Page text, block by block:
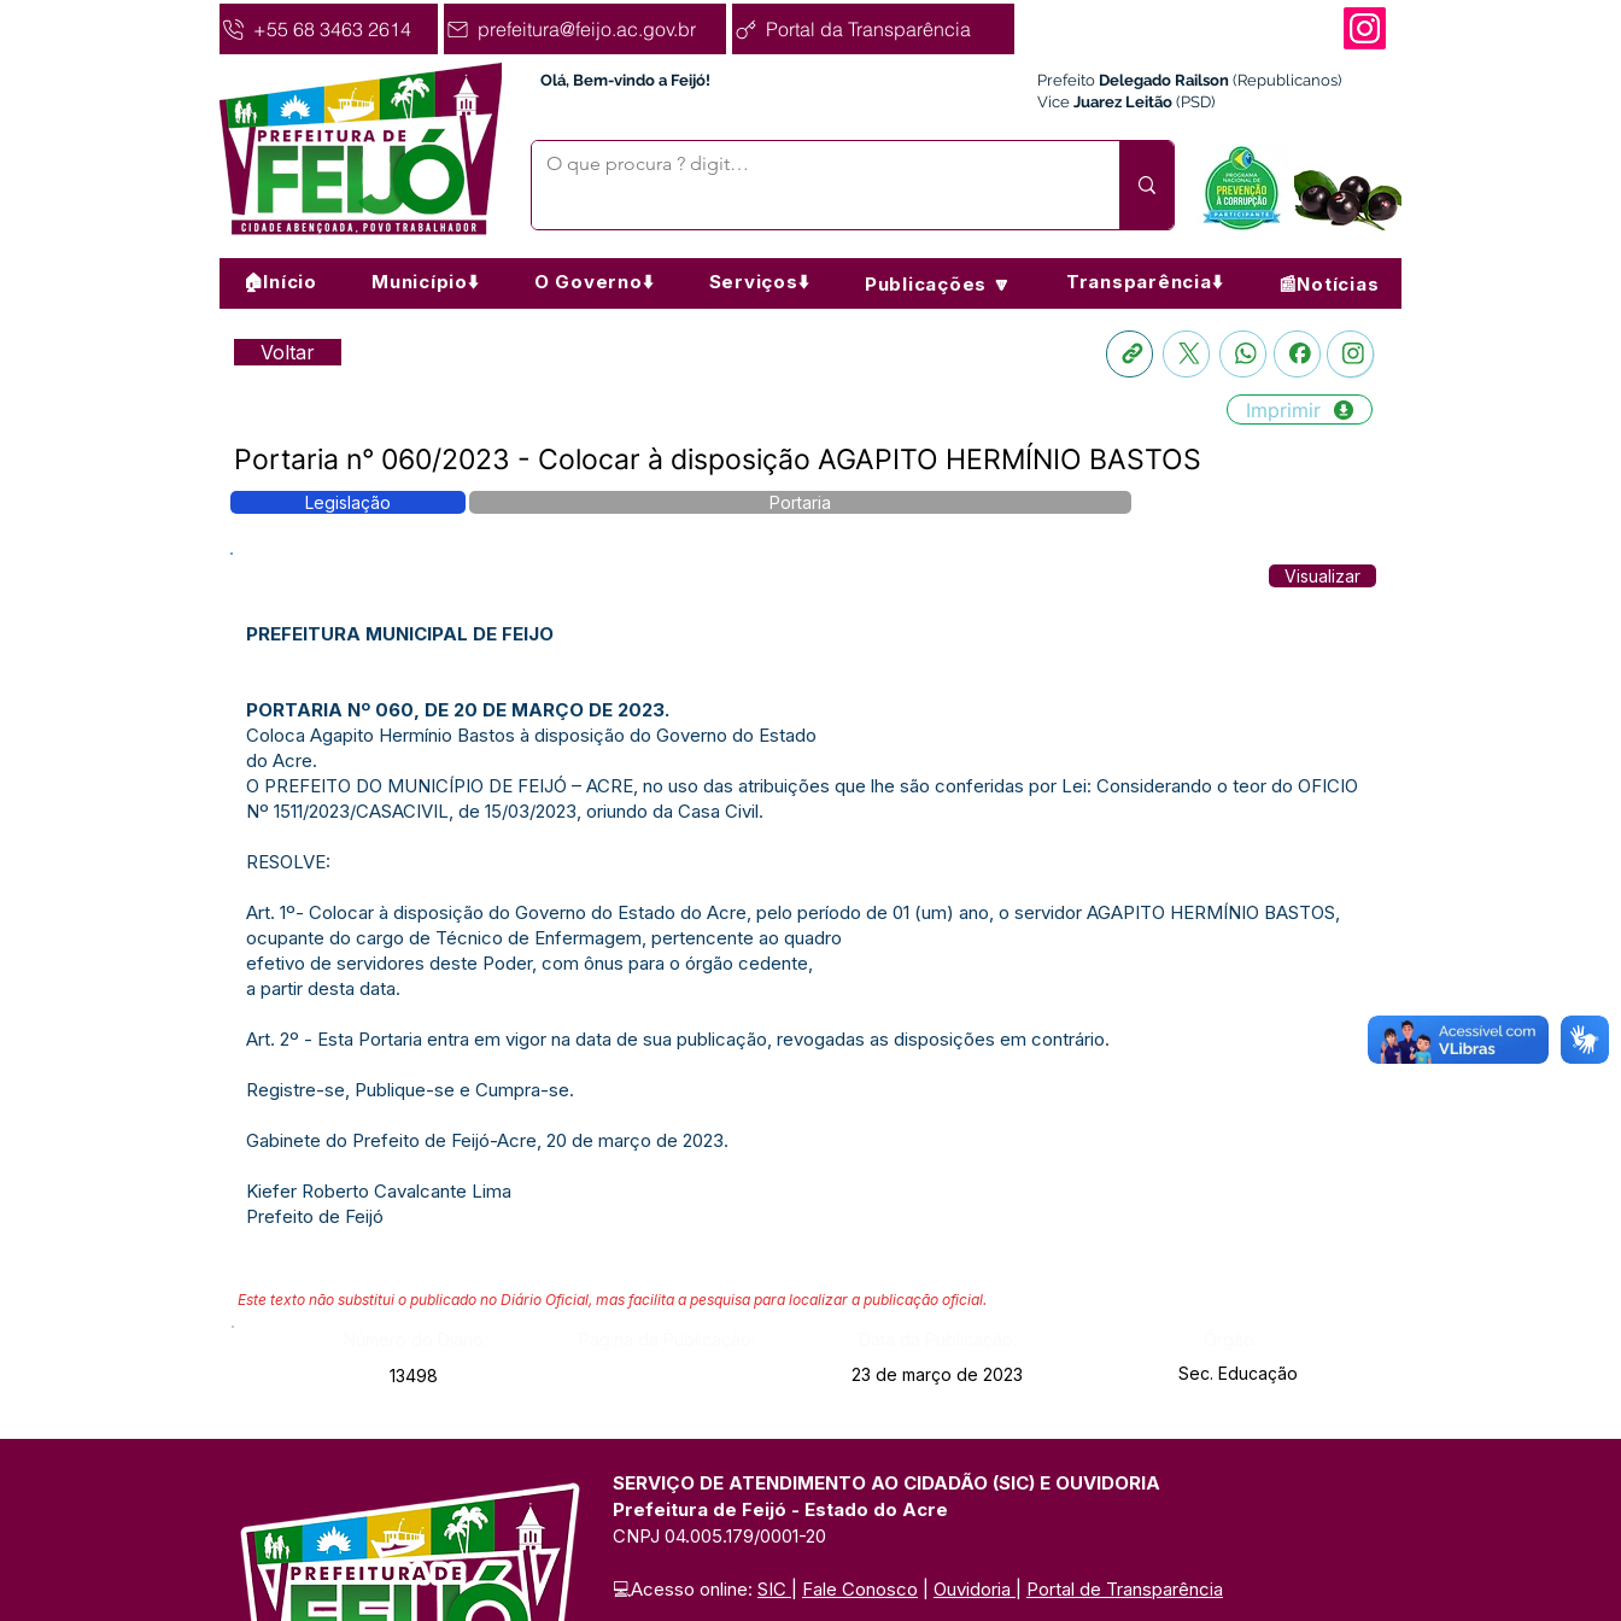
+55 68 3463 2614 prefeitura@feijo.ac.gov.br Portal da Transparência
Olá, Bem-vindo a Feijó! Prefeito Delegado Railson (Republicanos)
Vice Juarez Leitão (PSD)
🏠Início Município⬇️ O Governo⬇️ Serviços⬇️ Publicações 🔽 Transparência⬇️ 📰Notícias
Voltar
Imprimir
Portaria n° 060/2023 - Colocar à disposição AGAPITO HERMÍNIO BASTOS
Legislação Portaria
Visualizar
PREFEITURA MUNICIPAL DE FEIJO
PORTARIA Nº 060, DE 20 DE MARÇO DE 2023.
Coloca Agapito Hermínio Bastos à disposição do Governo do Estado
do Acre.
O PREFEITO DO MUNICÍPIO DE FEIJÓ – ACRE, no uso das atribuições que lhe são conferidas por Lei: Considerando o teor do OFICIO
Nº 1511/2023/CASACIVIL, de 15/03/2023, oriundo da Casa Civil.
RESOLVE:
Art. 1º- Colocar à disposição do Governo do Estado do Acre, pelo período de 01 (um) ano, o servidor AGAPITO HERMÍNIO BASTOS,
ocupante do cargo de Técnico de Enfermagem, pertencente ao quadro
efetivo de servidores deste Poder, com ônus para o órgão cedente,
a partir desta data.
Art. 2º - Esta Portaria entra em vigor na data de sua publicação, revogadas as disposições em contrário.
Registre-se, Publique-se e Cumpra-se.
Gabinete do Prefeito de Feijó-Acre, 20 de março de 2023.
Kiefer Roberto Cavalcante Lima
Prefeito de Feijó
Este texto não substitui o publicado no Diário Oficial, mas facilita a pesquisa para localizar a publicação oficial.
13498
23 de março de 2023 Sec. Educação
SERVIÇO DE ATENDIMENTO AO CIDADÃO (SIC) E OUVIDORIA
Prefeitura de Feijó - Estado do Acre
CNPJ 04.005.179/0001-20
💻Acesso online: SIC Fale Conosco Ouvidoria Portal de Transparência